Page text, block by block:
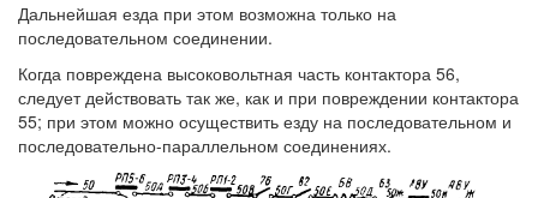
Дальнейшая езда при этом возможна только на
последовательном соединении.
Когда повреждена высоковольтная часть контактора 56,
следует действовать так же, как и при повреждении контактора
55; при этом можно осуществить езду на последовательном и
последовательно-параллельном соединениях.